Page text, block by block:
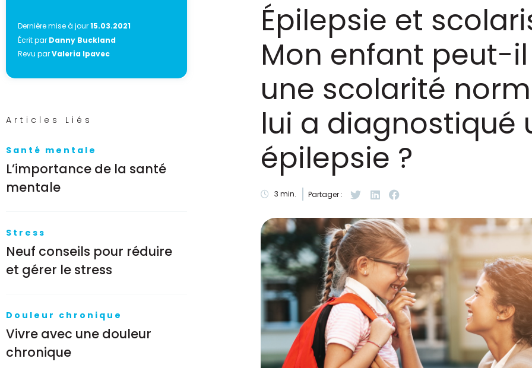
Dernière mise à jour15.03.2021
Écrit par Danny Buckland
Revu parValeria Ipavec
Articles Liés
Santé mentale
L’importance de la santé
mentale
Stress
Neuf conseils pour réduire
et gérer le stress
Douleur chronique
Vivre avec une douleur
chronique
Épilepsie et
Mon enfant peut-
une scolarité
lui a diagnostiqué
épilepsie ?
3 min. Partager :